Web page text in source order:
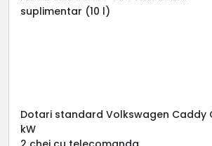
suplimentar (10 l)
Dotari standard Volkswagen Caddy
kW